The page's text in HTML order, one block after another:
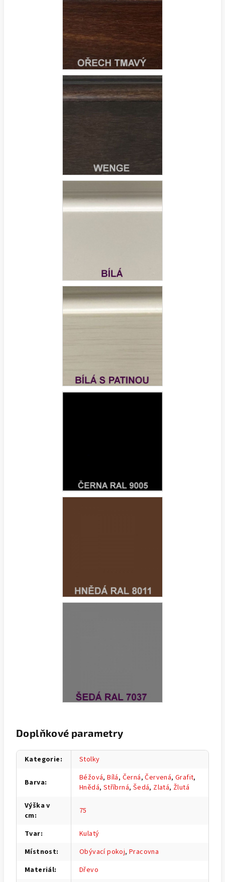
Doplňkové parametry
Kategorie: Stolky
Barva: Béžová,Bílá, Černá,Červená,Grafit,
Hnědá, Stříbrná, Šedá, Zlatá, Žlutá
Výška v
cm: 75
Tvar:
Kulatý
Místnost: Obývací pokoj,Pracovna
Materiál: Dřevo